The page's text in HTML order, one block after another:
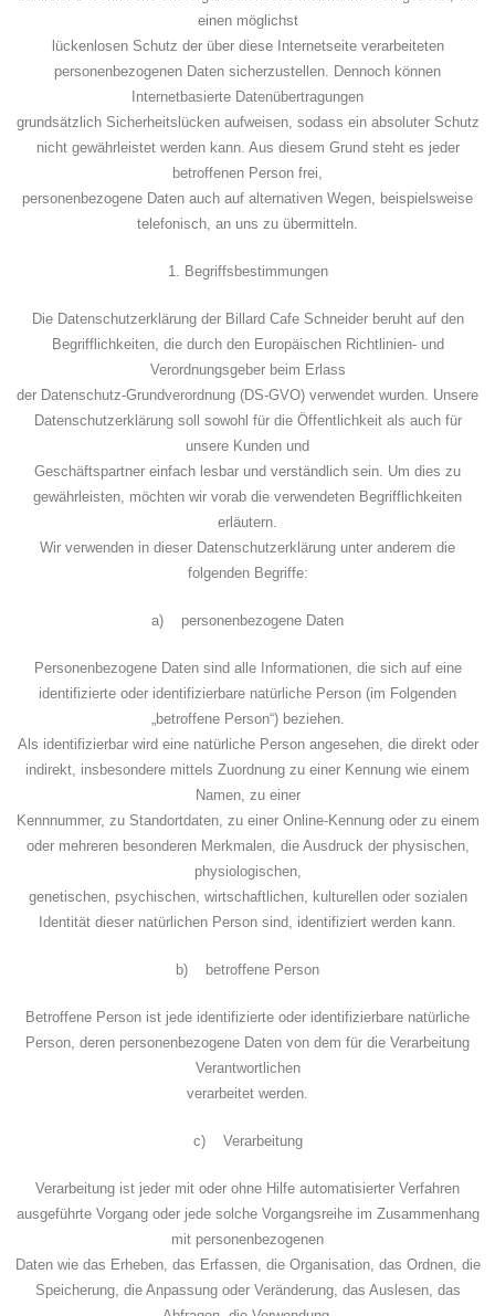
einen möglichst
lückenlosen Schutz der über diese Internetseite verarbeiteten
personenbezogenen Daten sicherzustellen. Dennoch können
Internetbasierte Datenübertragungen
grundsätzlich Sicherheitslücken aufweisen, sodass ein absoluter Schutz
nicht gewährleistet werden kann. Aus diesem Grund steht es jeder
betroffenen Person frei,
personenbezogene Daten auch auf alternativen Wegen, beispielsweise
telefonisch, an uns zu übermitteln.
1. Begriffsbestimmungen
Die Datenschutzerklärung der Billard Cafe Schneider beruht auf den
Begrifflichkeiten, die durch den Europäischen Richtlinien- und
Verordnungsgeber beim Erlass
der Datenschutz-Grundverordnung (DS-GVO) verwendet wurden. Unsere
Datenschutzerklärung soll sowohl für die Öffentlichkeit als auch für
unsere Kunden und
Geschäftspartner einfach lesbar und verständlich sein. Um dies zu
gewährleisten, möchten wir vorab die verwendeten Begrifflichkeiten
erläutern.
Wir verwenden in dieser Datenschutzerklärung unter anderem die
folgenden Begriffe:
a) personenbezogene Daten
Personenbezogene Daten sind alle Informationen, die sich auf eine
identifizierte oder identifizierbare natürliche Person (im Folgenden
„betroffene Person“) beziehen.
Als identifizierbar wird eine natürliche Person angesehen, die direkt oder
indirekt, insbesondere mittels Zuordnung zu einer Kennung wie einem
Namen, zu einer
Kennnummer, zu Standortdaten, zu einer Online-Kennung oder zu einem
oder mehreren besonderen Merkmalen, die Ausdruck der physischen,
physiologischen,
genetischen, psychischen, wirtschaftlichen, kulturellen oder sozialen
Identität dieser natürlichen Person sind, identifiziert werden kann.
b) betroffene Person
Betroffene Person ist jede identifizierte oder identifizierbare natürliche
Person, deren personenbezogene Daten von dem für die Verarbeitung
Verantwortlichen
verarbeitet werden.
c) Verarbeitung
Verarbeitung ist jeder mit oder ohne Hilfe automatisierter Verfahren
ausgeführte Vorgang oder jede solche Vorgangsreihe im Zusammenhang
mit personenbezogenen
Daten wie das Erheben, das Erfassen, die Organisation, das Ordnen, die
Speicherung, die Anpassung oder Veränderung, das Auslesen, das